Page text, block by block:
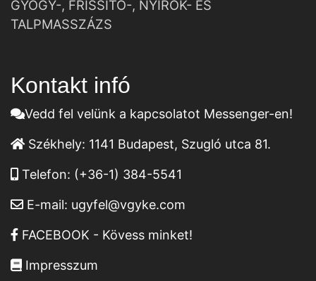
GYÓGY-, FRISSÍTŐ-, NYIROK- ÉS
TALPMASSZÁZS
Kontakt infó
Vedd fel velünk a kapcsolatot Messenger-en!
Székhely: 1141 Budapest, Szugló utca 81.
Telefon: (+36-1) 384-5541
E-mail: ugyfel@vgyke.com
FACEBOOK - Kövess minket!
Impresszum